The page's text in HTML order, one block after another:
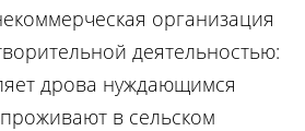
организация
деятельностью:
дрова нуждающимся
в сельском